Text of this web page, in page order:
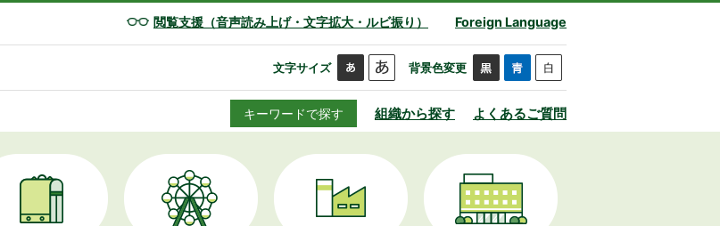
閲覧支援（音声読み上げ・文字拡大・ルビ振り） Foreign Language
文字サイズ 背景色変更
キーワードで探す 組織から探す よくあるご質問